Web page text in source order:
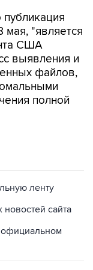
США
выявления и
файлов,
полной
сайта
официальном